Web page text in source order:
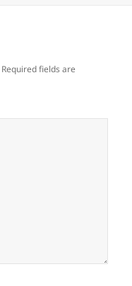
Required fields are